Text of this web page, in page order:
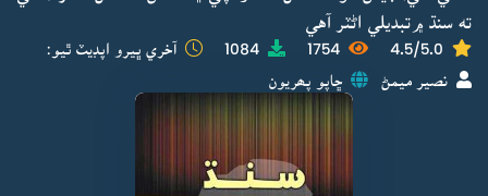
ته سنڌ ۾تبديلي اڻٽر آهي
4.5/5.0
1754
1084 آخري ڀيرو اپڊيٽ ٿيو:
ڇاپو پھريون